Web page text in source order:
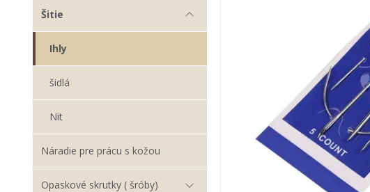
Šitie
Ihly
šidlá
Nit
Náradie pre prácu s kožou
Opaskové skrutky ( šróby)